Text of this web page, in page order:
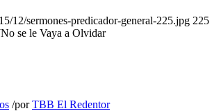
12/sermones-predicador-general-225.jpg 225
No se le Vaya a Olvidar
/porTBB El Redentor